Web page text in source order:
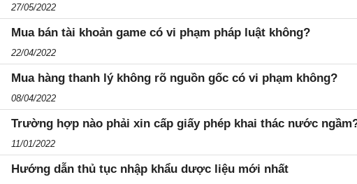
27/05/2022
Mua bán tài khoản game có vi phạm pháp luật không?
22/04/2022
Mua hàng thanh lý không rõ nguồn gốc có vi phạm không?
08/04/2022
Trường hợp nào phải xin cấp giấy phép khai thác nước
11/01/2022
Hướng dẫn thủ tục nhập khẩu dược liệu mới nhất